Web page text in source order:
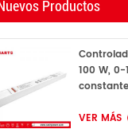
Productos
100 W,
VER MÁS